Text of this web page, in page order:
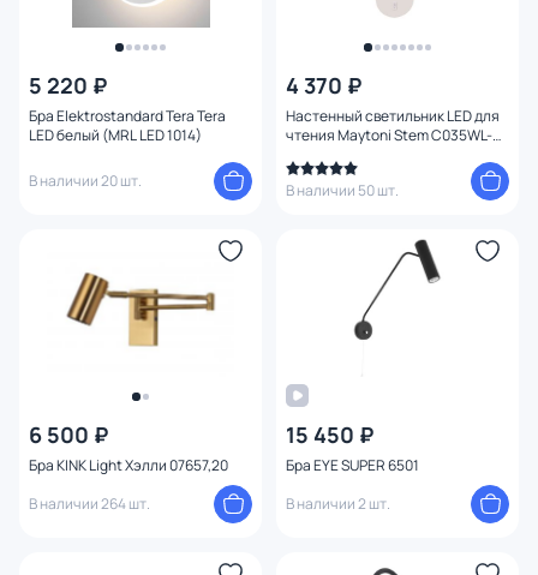
5 220 ₽
Бра Elektrostandard Tera Tera
LED белый (MRL LED 1014)
В наличии 20 шт.
4 370 ₽
Настенный светильник LED для
чтения Maytoni Stem C035WL-
В наличии 50 шт.
6 500 ₽
Бра KINK Light Хэлли 07657,20
В наличии 264 шт.
15 450 ₽
Бра EYE SUPER 6501
В наличии 2 шт.